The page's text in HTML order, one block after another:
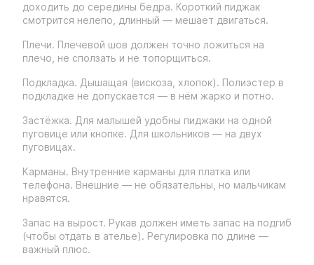
доходить до середины бедра. Короткий пиджак
смотрится нелепо, длинный — мешает двигаться.
Плечи. Плечевой шов должен точно ложиться на
плечо, не сползать и не топорщиться.
Подкладка. Дышащая (вискоза, хлопок). Полиэстер в
подкладке не допускается — в нём жарко и потно.
Застёжка. Для малышей удобны пиджаки на одной
пуговице или кнопке. Для школьников — на двух
пуговицах.
Карманы. Внутренние карманы для платка или
телефона. Внешние — не обязательны, но мальчикам
нравятся.
Запас на вырост. Рукав должен иметь запас на подгиб
(чтобы отдать в ателье). Регулировка по длине —
важный плюс.